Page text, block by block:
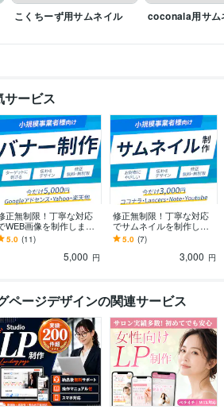
年
1983年2月
こくちーず用サムネイル coconala用サム
サービス
正無制限！丁寧な対応
WEB画像を制作します
投げOK！広告用バナー
像作ります
5.0 (11)
5,000 円
修正無制限！丁寧な対応
でサムネイルを制作しま
す 丸投げOK！SNSのサム
ネイル画像作ります
5.0 (7)
3,000 円
ページデザインの関連サービス